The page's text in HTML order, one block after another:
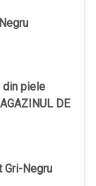
din piele
DE
Gri-Negru